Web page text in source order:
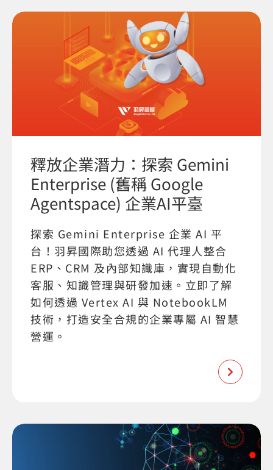
釋放企業潛力：探索 Gemini
Enterprise (舊稱 Google
Agentspace) 企業AI平臺
探索 Gemini Enterprise 企業 AI 平
台！羽昇國際助您透過 AI 代理人整合
ERP、CRM 及內部知識庫，實現自動化
客服、知識管理與研發加速。立即了解
如何透過 Vertex AI 與 NotebookLM
技術，打造安全合規的企業專屬 AI 智慧
營運。